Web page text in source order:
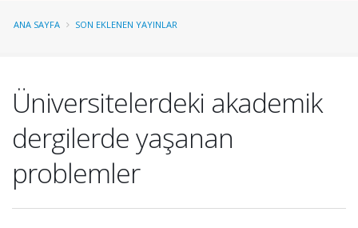
ANA SAYFA SON EKLENEN YAYINLAR
Üniversitelerdeki akademik
dergilerde yaşanan
problemler